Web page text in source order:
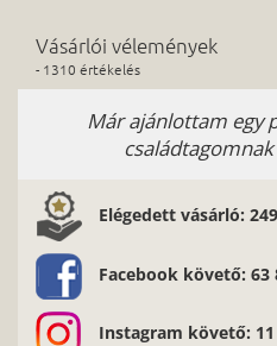
Vásárlói vélemények
- 1310 értékelés
Már ajánlottam egy
Elégedett vásárló:
Facebook követő: 63
Instagram követő: 11